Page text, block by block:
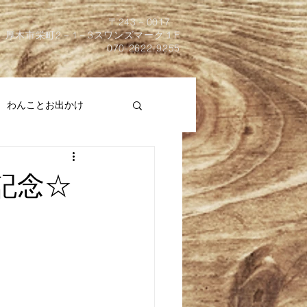
​〒243－0017
厚木市栄町2－1－3スワンズマーク１F
070-2622-9255
わんことお出かけ
念☆